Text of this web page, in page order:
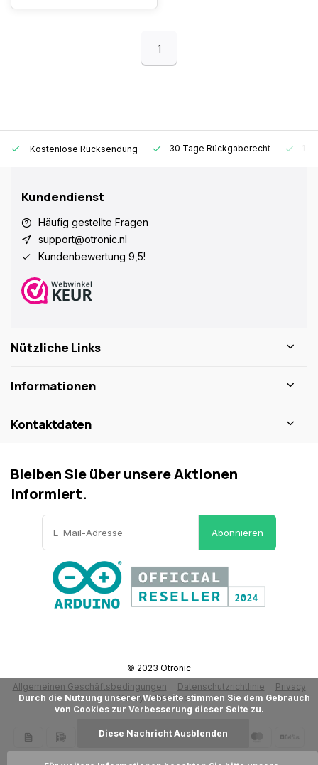
1
Kostenlose Rücksendung 30 Tage Rückgaberecht 1
Kundendienst
Häufig gestellte Fragen
support@otronic.nl
Kundenbewertung 9,5!
Nützliche Links
Informationen
Kontaktdaten
Bleiben Sie über unsere Aktionen
informiert.
Abonnieren
Allgemeinen Geschäftsbedingungen Datenschutzrichtlinie
Privacy
Policy
Sitemap
© 2023 Otronic
von Cookies zur Verbesserung dieser Seite zu.
Diese Nachricht Ausblenden